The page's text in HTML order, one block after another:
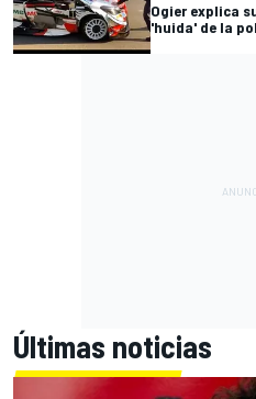
Ogier explica
'huida' de la
Últimas noticias